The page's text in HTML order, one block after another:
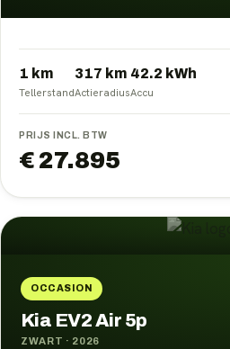
1 km
Tellerstand
317 km
Actieradius
42.2 kWh
Accu
PRIJS INCL. BTW
€ 27.895
OCCASION
Kia EV2 Air 5p
ZWART · 2026